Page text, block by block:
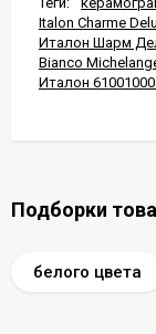
Italon Charme
Италон Шарм
Bianco
Италон
Подборки
белого цвета